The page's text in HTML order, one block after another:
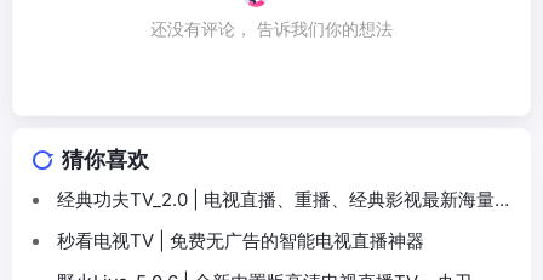
还没有评论， 告诉我们你的想法
猜你喜欢
经典功夫TV_2.0 | 电视直播、重播、经典影视最新海量频
道
秒看电视TV | 免费无广告的智能电视直播神器